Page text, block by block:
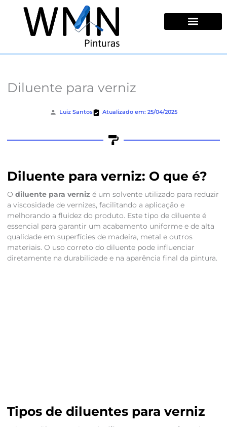
conteúdo
Diluente para verniz
Luiz Santos Atualizado em: 25/04/2025
Diluente para verniz: O que é?
O diluente para vernizé um solvente utilizado para reduzir
a viscosidade de vernizes, facilitando a aplicação e
melhorando a fluidez do produto. Este tipo de diluente é
essencial para garantir um acabamento uniforme e de alta
qualidade em superfícies de madeira, metal e outros
materiais. O uso correto do diluente pode influenciar
diretamente na durabilidade e na aparência final da pintura.
Tipos de diluentes para verniz